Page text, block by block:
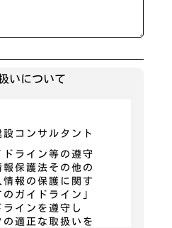
いについて
コンサルタント
ドライン等の遵守
保護法その他の
報の保護に関す
ガイドライン」
インを遵守し
適正な取扱いを